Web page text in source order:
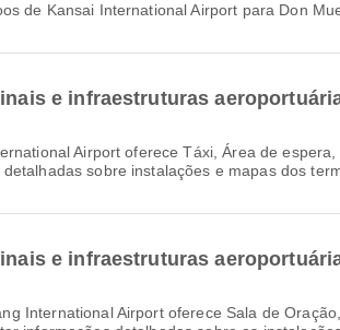
de Kansai International Airport para Don
e infraestruturas
sobre instalações e mapas dos
e infraestruturas